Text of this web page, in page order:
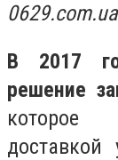
0629.com.ua
В 2017
решение
которое